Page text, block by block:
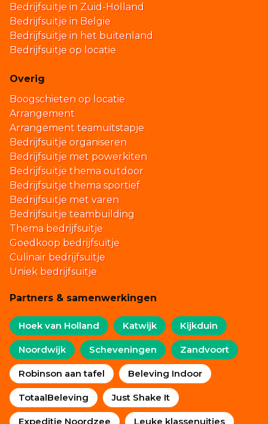
Bedrijfsuitje in Zuid-Holland
Bedrijfsuitje in Belgie
Bedrijfsuitje in het buitenland
Bedrijfsuitje op locatie
Overig
Boogschieten op locatie
Arrangement
Arrangement teamuitstapje
Bedrijfsuitje organiseren
Bedrijfsuitje met powerkiten
Bedrijfsuitje thema outdoor
Bedrijfsuitje thema sportief
Bedrijfsuitje met varen
Bedrijfsuitje teambuilding
Thema bedrijfsuitje
Goedkoop bedrijfsuitje
Culinair bedrijfsuitje
Uniek bedrijfsuitje
Partners & samenwerkingen
Hoek van Holland Katwijk Kijkduin
Noordwijk Scheveningen Zandvoort
Robinson aan tafel Beleving Indoor
TotaalBeleving Just Shake It
Expeditie Noordzee Leuke klassenuitjes